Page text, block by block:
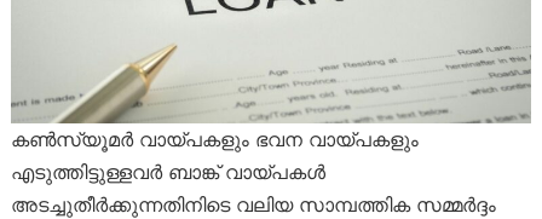
കൺസ്യൂമർ വായ്പകളും ഭവന വായ്പകളും
എടുത്തിട്ടുള്ളവർ ബാങ്ക് വായ്പകൾ
അടച്ചുതീർക്കുന്നതിനിടെ വലിയ സാമ്പത്തിക സമ്മർദ്ദം